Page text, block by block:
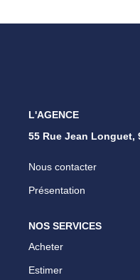
L'AGENCE
55 Rue Jean Longuet,
Nous contacter
Présentation
NOS SERVICES
Acheter
Estimer